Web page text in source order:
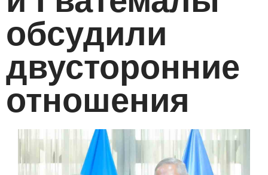
обсудили
двусторонние
отношения